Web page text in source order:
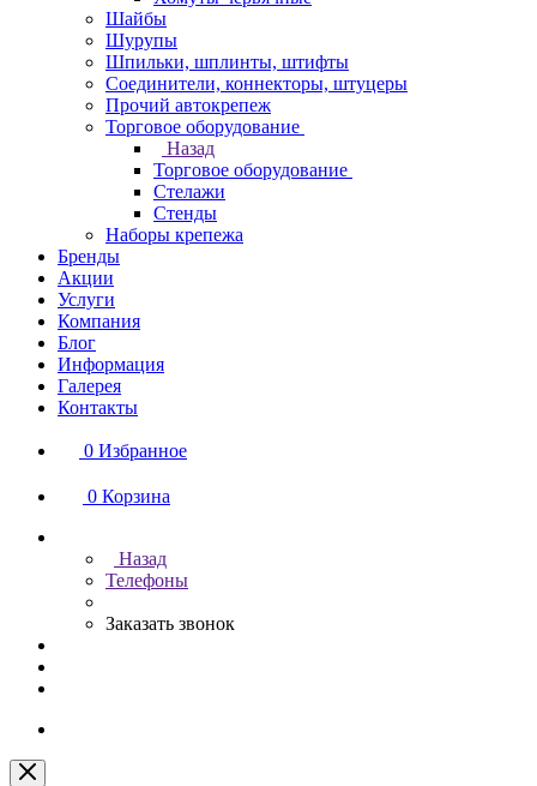
Шайбы
Шурупы
Шпильки, шплинты, штифты
Соединители, коннекторы, штуцеры
Прочий автокрепеж
Торговое оборудование
Назад
Торговое оборудование
Стелажи
Стенды
Наборы крепежа
Бренды
Акции
Услуги
Компания
Блог
Информация
Галерея
Контакты
0 Избранное
0 Корзина
Назад
Телефоны
Заказать звонок